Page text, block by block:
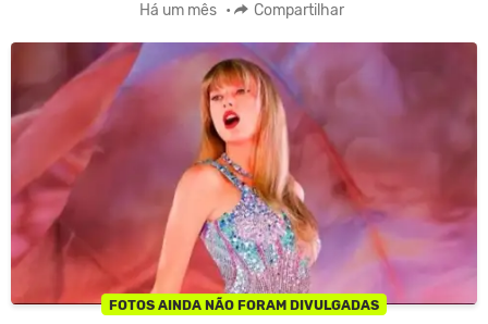
Há um mês • Compartilhar
FOTOS AINDA NÃO FORAM DIVULGADAS